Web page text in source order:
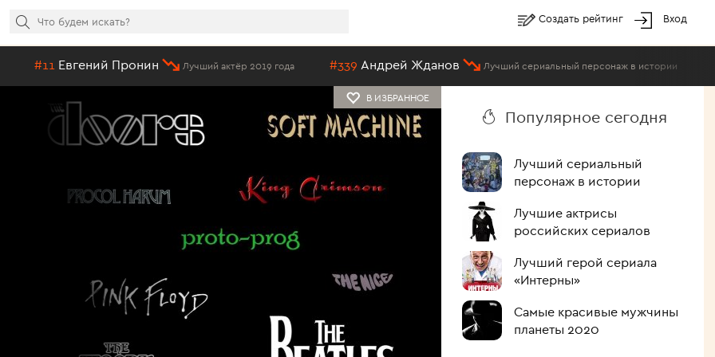
Создать рейтинг Вход
Пронин Лучший актёр 2019 года #339 Андрей Жданов Лучший сериальный персонаж в истории #153 Джо
В ИЗБРАННОЕ
Популярное сегодня
Лучший сериальный
персонаж в истории
Лучшие актрисы
российских сериалов
Лучший герой сериала
«Интерны»
Самые красивые мужчины
планеты 2020